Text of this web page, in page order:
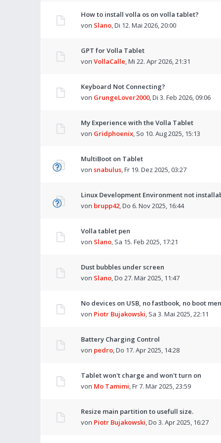
How to install volla os on volla tablet?
von Slano,Di 12. Mai 2026, 20:00
GPT for Volla Tablet
von VollaCalle,Mi 22. Apr 2026, 21:31
Keyboard Not Connecting?
von GrungeLover2000,Di 3. Feb 2026, 09:06
My Experience with the Volla Tablet
von Gridphoenix, So 10. Aug 2025, 15:13
MultiBoot on Tablet
von snabulus,Fr 19. Dez 2025, 03:27
Linux Development Environment not
von brupp42,Do 6. Nov 2025, 16:44
Volla tablet pen
von Slano, Sa 15. Feb 2025, 17:21
Dust bubbles under screen
von Slano,Do 27. Mär 2025, 11:47
No devices on USB, no fastbook, no boot
von Piotr Bujakowski, Sa 3. Mai 2025, 22:11
Battery Charging Control
von pedro,Do 17. Apr 2025, 14:28
Tablet won't charge and won't turn on
von Mo Tamimi,Fr 7. Mär 2025, 23:59
Resize main partition to usefull size.
von Piotr Bujakowski,Do 3. Apr 2025, 16:27